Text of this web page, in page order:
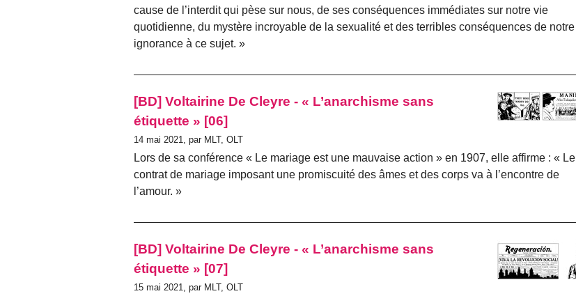
cause de l’interdit qui pèse sur nous, de ses conséquences immédiates sur notre vie
quotidienne, du mystère incroyable de la sexualité et des terribles conséquences de notre
ignorance à ce sujet. »
[BD] Voltairine De Cleyre - « L’anarchisme sans
étiquette » [06]
14 mai 2021, par MLT, OLT
Lors de sa conférence « Le mariage est une mauvaise action » en 1907, elle affirme : « Le
contrat de mariage imposant une promiscuité des âmes et des corps va à l’encontre de
l’amour. »
[BD] Voltairine De Cleyre - « L’anarchisme sans
étiquette » [07]
15 mai 2021, par MLT, OLT